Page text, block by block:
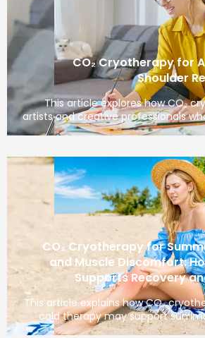
CO₂ Cryotherapy for
Shoulder
This article explores how CO₂
artists and creative professionals
CO₂ Cryotherapy for
and Muscle Discomfort:
Supports Recovery
This article explains how CO₂
cold therapy may support